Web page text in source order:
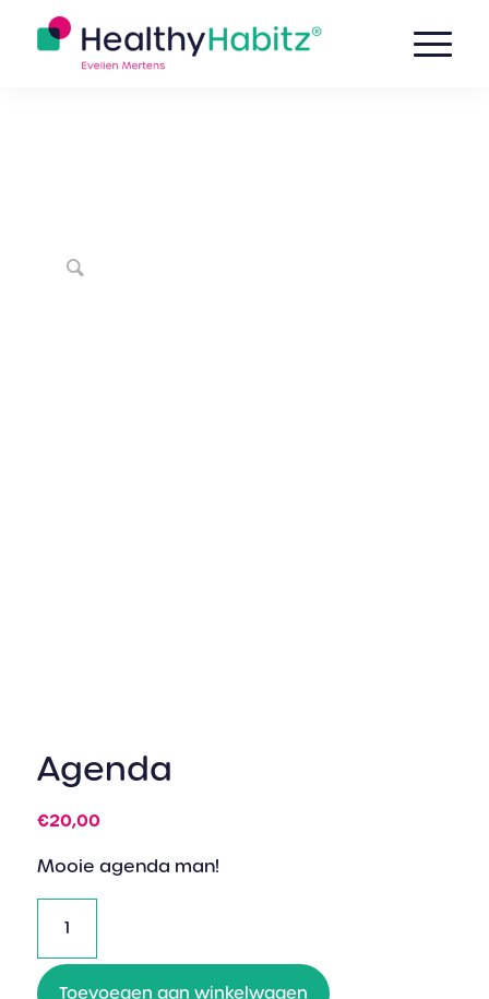
Agenda
€20,00
Mooie agenda man!
Toevoegen aan winkelwagen